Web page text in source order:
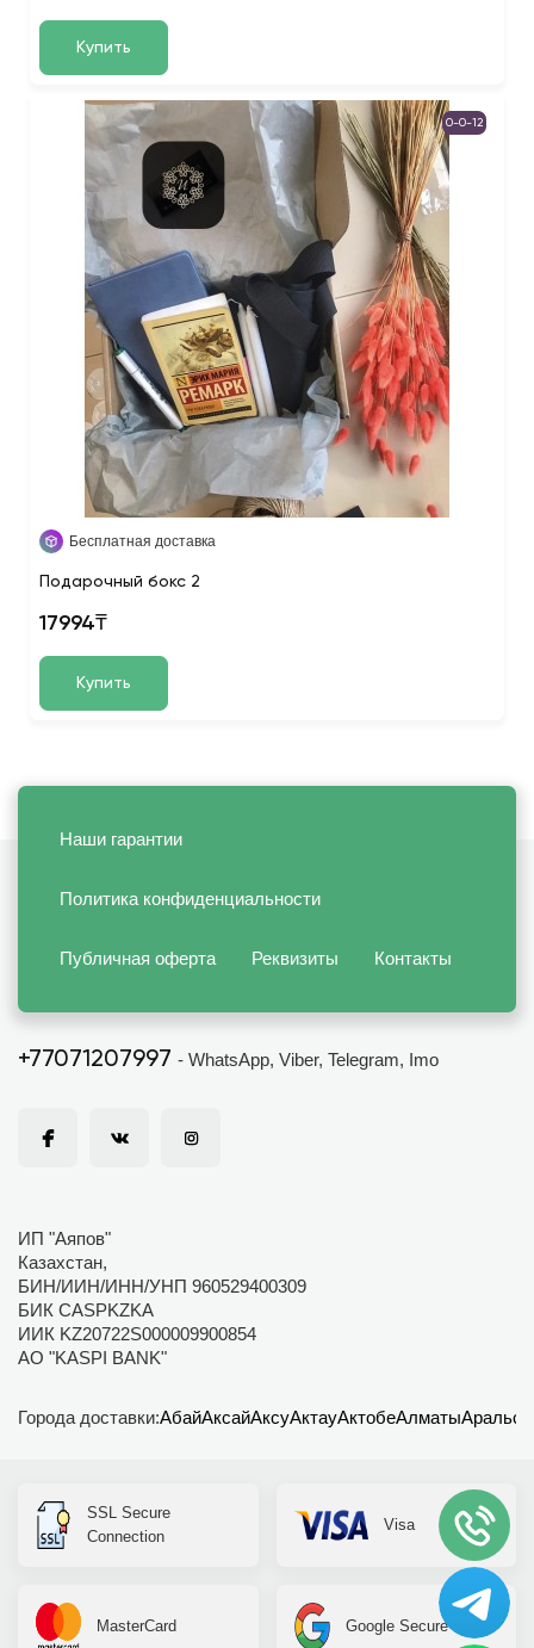
Купить
0-0-12
Бесплатная доставка
Подарочный бокс 2
17994₸
Купить
Наши гарантии
Политика конфиденциальности
Публичная оферта Реквизиты Контакты
+77071207997 - WhatsApp, Viber, Telegram, Imo
ИП "Аяпов"
Казахстан,
БИН/ИИН/ИНН/УНП 960529400309
БИК CASPKZKA
ИИК KZ20722S000009900854
АО "KASPI BANK"
Города доставки:АбайАксайАксуАктауАктобеАлматыАральск
SSL Secure
Connection
Visa
MasterCard Google Secure